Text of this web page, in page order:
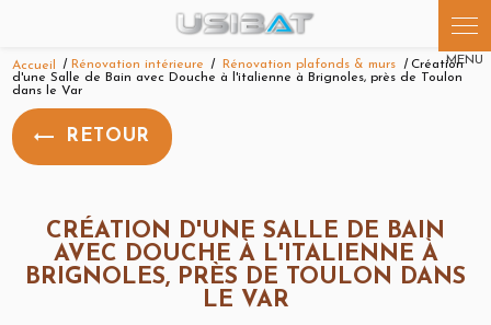
Accueil Rénovation intérieure Rénovation plafonds & murs
Création
d'une Salle de Bain avec Douche à l'italienne à Brignoles, près de Toulon
dans le Var
RETOUR
CRÉATION D'UNE SALLE DE BAIN
AVEC DOUCHE À L'ITALIENNE À
BRIGNOLES, PRÈS DE TOULON DANS
LE VAR
Panneau de gestion des cookies